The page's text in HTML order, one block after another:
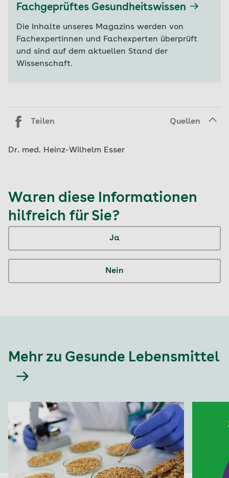
Fachgeprüftes Gesundheitswissen
Die Inhalte unseres Magazins werden von
Fachexpertinnen und Fachexperten überprüft
und sind auf dem aktuellen Stand der
Wissenschaft.
Teilen Quellen
Dr. med. Heinz-Wilhelm Esser
Waren diese Informationen
hilfreich für Sie?
Ja
Nein
Mehr zu Gesunde Lebensmittel